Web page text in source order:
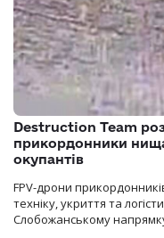
Destruction Team
прикордонники
окупантів
FPV-дрони
техніку, укриття та
Слобожанському